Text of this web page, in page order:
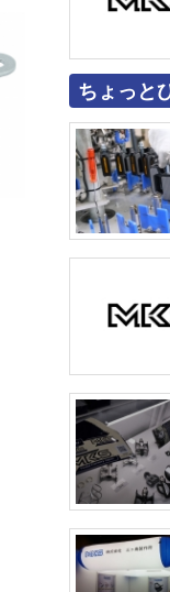
ちょっと